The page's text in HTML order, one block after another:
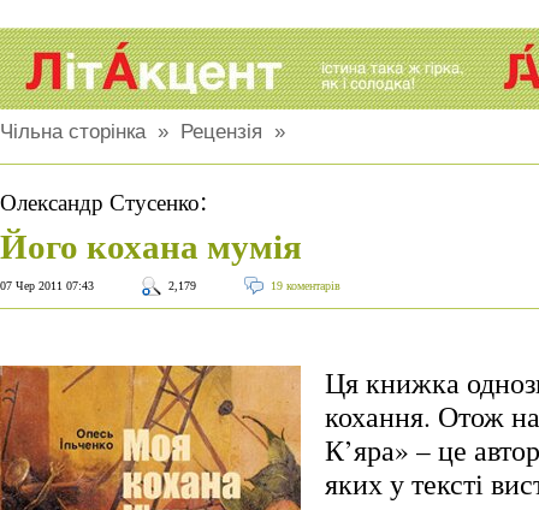
Чільна сторінка» Рецензія »
Олександр Стусенко:
Його кохана мумія
07 Чер 2011 07:43 2,179 19 коментарів
Ця книжка
кохання. Отож
К’яра» – це
яких у тексті